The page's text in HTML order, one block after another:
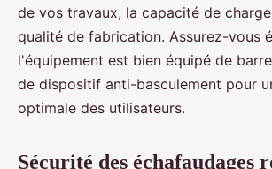
de vos travaux, la capacité de
qualité de fabrication. Assurez-vous
l'équipement est bien équipé de
de dispositif anti-basculement pour
optimale des utilisateurs.
Sécurité des échafaudages